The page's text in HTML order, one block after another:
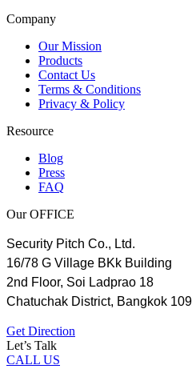
Company
Our Mission
Products
Contact Us
Terms & Conditions
Privacy & Policy
Resource
Blog
Press
FAQ
Our OFFICE
Security Pitch Co., Ltd.
16/78 G Village BKk Building
2nd Floor, Soi Ladprao 18
Chatuchak District, Bangkok
Get Direction
Let’s Talk
CALL US